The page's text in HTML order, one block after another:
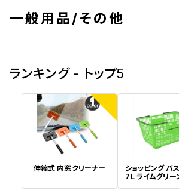
一般用品/その他
ランキング - トップ5
1
伸縮式 内窓クリーナー
ショッピング バ
7L ライムグリー